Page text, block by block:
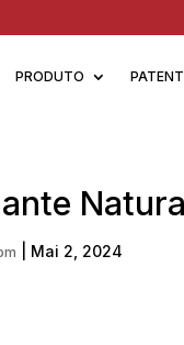
PRODUTO
Mai 2, 2024